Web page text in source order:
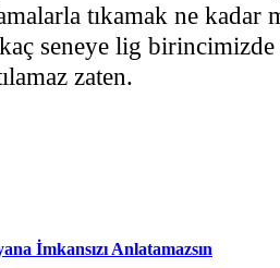
tıkamak ne kadar
seneye lig
zaten.
İmkansızı Anlatamazsın